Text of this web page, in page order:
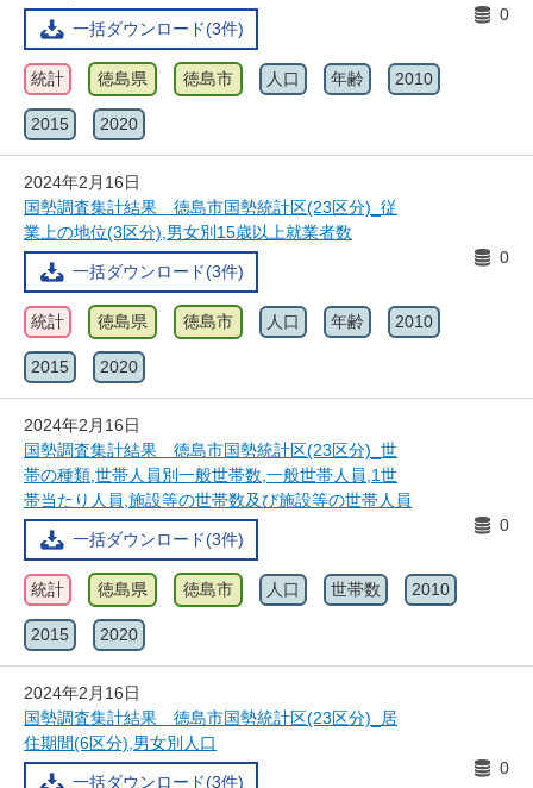
一括ダウンロード(3件)
0
統計 徳島県 徳島市 人口 年齢 2010
2015 2020
2024年2月16日
国勢調査集計結果 徳島市国勢統計区(23区分)_従
業上の地位(3区分),男女別15歳以上就業者数
一括ダウンロード(3件)
0
統計 徳島県 徳島市 人口 年齢 2010
2015 2020
2024年2月16日
国勢調査集計結果 徳島市国勢統計区(23区分)_世
帯の種類,世帯人員別一般世帯数,一般世帯人員,1世
帯当たり人員,施設等の世帯数及び施設等の世帯人員
一括ダウンロード(3件)
0
統計 徳島県 徳島市 人口 世帯数 2010
2015 2020
2024年2月16日
国勢調査集計結果 徳島市国勢統計区(23区分)_居
住期間(6区分),男女別人口
一括ダウンロード(3件)
0